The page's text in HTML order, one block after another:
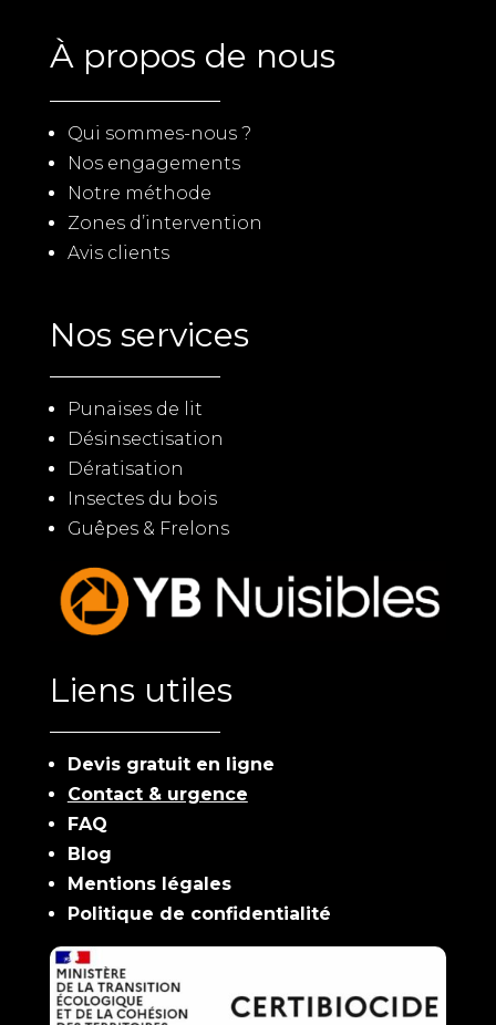
À propos de nous
Qui sommes-nous ?
Nos engagements
Notre méthode
Zones d’intervention
Avis clients
Nos services
Punaises de lit
Désinsectisation
Dératisation
Insectes du bois
Guêpes & Frelons
Liens utiles
Devis gratuit en ligne
Contact & urgence
FAQ
Blog
Mentions légales
Politique de confidentialité